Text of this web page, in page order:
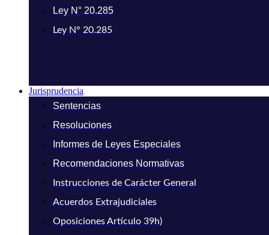
Ley N° 20.285
Ley N° 20.285
Jurisprudencia
Sentencias
Resoluciones
Informes de Leyes Especiales
Recomendaciones Normativas
Instrucciones de Carácter General
Acuerdos Extrajudiciales
Oposiciones Artículo 39h)